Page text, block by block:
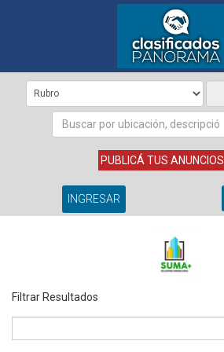
PUBLICÁ TUS ANUNCIOS
INGRESAR
Filtrar Resultados